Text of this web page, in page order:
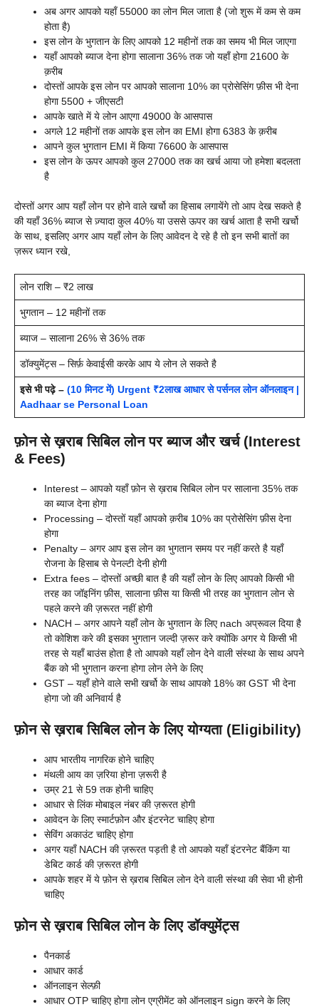
अब अगर आपको यहाँ 55000 का लोन मिल जाता है (जो शुरू में कम से कम
होता है)
इस लोन के भुगतान के लिए आपको 12 महीनों तक का समय भी मिल जाएगा
यहाँ आपको ब्याज देना होगा सालाना 36% तक जो यहाँ होगा 21600 के
क़रीब
दोस्तों आपके इस लोन पर आपको सालाना 10% का प्रोसेसिंग फ़ीस भी देना
होगा 5500 + जीएसटी
आपके खाते में ये लोन आएगा 49000 के आसपास
अगले 12 महीनों तक आपके इस लोन का EMI होगा 6383 के क़रीब
आपने कुल भुगतान EMI में किया 76600 के आसपास
इस लोन के ऊपर आपको कुल 27000 तक का खर्च आया जो हमेशा बदलता
है
दोस्तों अगर आप यहाँ लोन पर होने वाले खर्चो का हिसाब लगायेंगे तो आप देख सकते है
की यहाँ 36% ब्याज से ज़्यादा कुल 40% या उससे ऊपर का खर्च आता है सभी खर्चो
के साथ, इसलिए अगर आप यहाँ लोन के लिए आवेदन दे रहे है तो इन सभी बातों का
ज़रूर ध्यान रखे,
लोन राशि – ₹2 लाख
भुगतान – 12 महीनों तक
ब्याज – सालाना 26% से 36% तक
डॉक्युमेंट्स – सिर्फ़ केवाईसी करके आप ये लोन ले सकते है
इसे भी पढ़े – (10 मिनट में) Urgent ₹2लाख आधार से पर्सनल लोन ऑनलाइन |
Aadhaar se Personal Loan
फ़ोन से ख़राब सिबिल लोन पर ब्याज और खर्च (Interest
& Fees)
Interest – आपको यहाँ फ़ोन से ख़राब सिबिल लोन पर सालाना 35% तक
का ब्याज देना होगा
Processing – दोस्तों यहाँ आपको क़रीब 10% का प्रोसेसिंग फ़ीस देना
होगा
Penalty – अगर आप इस लोन का भुगतान समय पर नहीं करते है यहाँ
रोजना के हिसाब से पेनल्टी देनी होगी
Extra fees – दोस्तों अच्छी बात है की यहाँ लोन के लिए आपको किसी भी
तरह का जॉइनिंग फ़ीस, सालाना फ़ीस या किसी भी तरह का भुगतान लोन से
पहले करने की ज़रूरत नहीं होगी
NACH – अगर आपने यहाँ लोन के भुगतान के लिए nach अप्रूवल दिया है
तो कोशिश करे की इसका भुगतान जल्दी ज़रूर करे क्योंकि अगर ये किसी भी
तरह से यहाँ बाउंस होता है तो आपको यहाँ लोन देने वाली संस्था के साथ अपने
बैंक को भी भुगतान करना होगा लोन लेने के लिए
GST – यहाँ होने वाले सभी खर्चो के साथ आपको 18% का GST भी देना
होगा जो की अनिवार्य है
फ़ोन से ख़राब सिबिल लोन के लिए योग्यता (Eligibility)
आप भारतीय नागरिक होने चाहिए
मंथली आय का ज़रिया होना ज़रूरी है
उम्र 21 से 59 तक होनी चाहिए
आधार से लिंक मोबाइल नंबर की ज़रूरत होगी
आवेदन के लिए स्मार्टफ़ोन और इंटरनेट चाहिए होगा
सेविंग अकाउंट चाहिए होगा
अगर यहाँ NACH की ज़रूरत पड़ती है तो आपको यहाँ इंटरनेट बैंकिंग या
डेबिट कार्ड की ज़रूरत होगी
आपके शहर में ये फ़ोन से ख़राब सिबिल लोन देने वाली संस्था की सेवा भी होनी
चाहिए
फ़ोन से ख़राब सिबिल लोन के लिए डॉक्युमेंट्स
पैनकार्ड
आधार कार्ड
ऑनलाइन सेल्फ़ी
आधार OTP चाहिए होगा लोन एग्रीमेंट को ऑनलाइन sign करने के लिए